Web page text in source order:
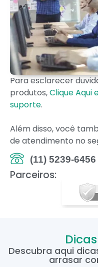
Para esclarecer
produtos,Clique Aqui
suporte.
Além disso, você
de atendimento no
(11) 5239-6456
Parceiros:
Descubra aqui
arrasar